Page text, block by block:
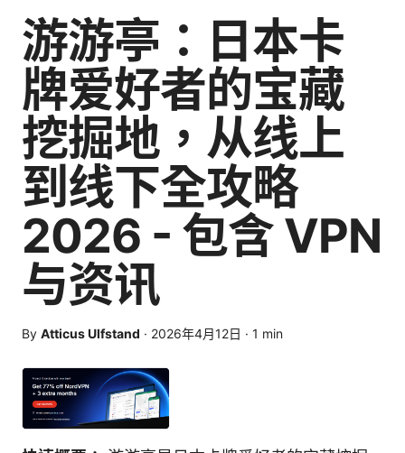
游游亭：日本卡
牌爱好者的宝藏
挖掘地，从线上
到线下全攻略
2026 - 包含 VPN
与资讯
By Atticus Ulfstand · 2026年4月12日 · 1 min